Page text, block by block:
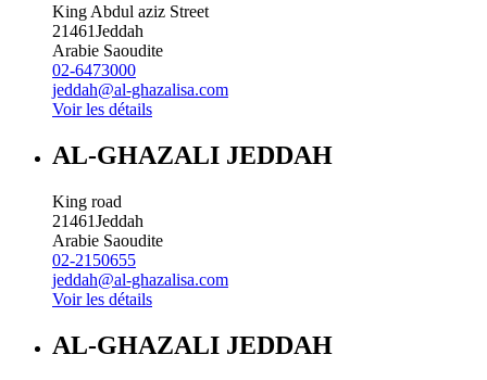
King Abdul aziz Street
21461Jeddah
Arabie Saoudite
02-6473000
jeddah@al-ghazalisa.com
Voir les détails
AL-GHAZALI JEDDAH
King road
21461Jeddah
Arabie Saoudite
02-2150655
jeddah@al-ghazalisa.com
Voir les détails
AL-GHAZALI JEDDAH